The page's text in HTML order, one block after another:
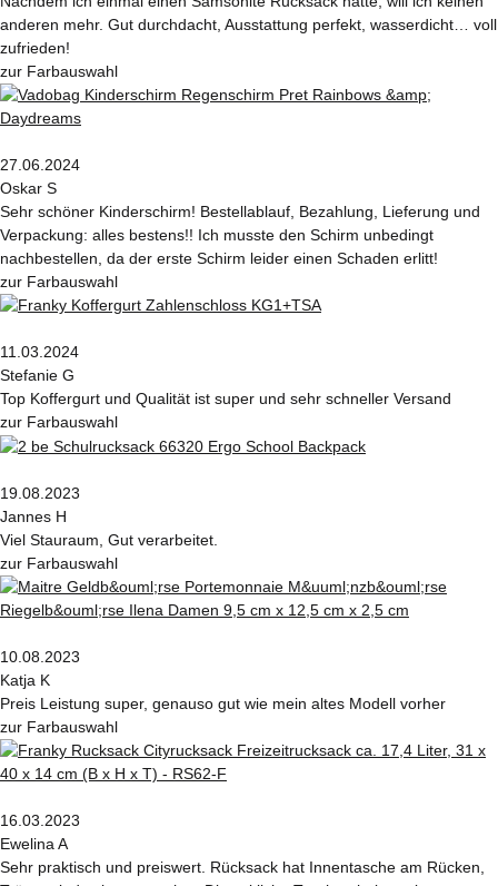
anderen mehr. Gut durchdacht, Ausstattung perfekt, wasserdicht… voll
zufrieden!
zur Farbauswahl
27.06.2024
Oskar S
Sehr schöner Kinderschirm! Bestellablauf, Bezahlung, Lieferung und
Verpackung: alles bestens!! Ich musste den Schirm unbedingt
nachbestellen, da der erste Schirm leider einen Schaden erlitt!
zur Farbauswahl
11.03.2024
Stefanie G
Top Koffergurt und Qualität ist super und sehr schneller Versand
zur Farbauswahl
19.08.2023
Jannes H
Viel Stauraum, Gut verarbeitet.
zur Farbauswahl
10.08.2023
Katja K
Preis Leistung super, genauso gut wie mein altes Modell vorher
zur Farbauswahl
16.03.2023
Ewelina A
Sehr praktisch und preiswert. Rücksack hat Innentasche am Rücken,